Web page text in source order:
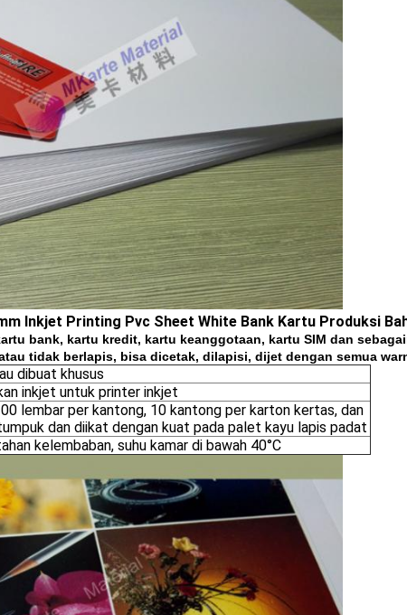
Inkjet Printing Pvc Sheet White Bank Kartu Produksi
bank, kartu kredit, kartu keanggotaan, kartu SIM dan
tidak berlapis, bisa dicetak, dilapisi, dijet dengan semua
dibuat khusus
inkjet untuk printer inkjet
lembar per kantong, 10 kantong per karton kertas, dan
dan diikat dengan kuat pada palet kayu lapis padat
kelembaban, suhu kamar di bawah 40°C